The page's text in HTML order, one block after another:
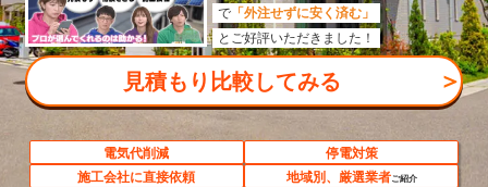
で 「外注せずに安く済む」
とご好評いただきました！
見積もり比較してみる ＞
電気代削減
停電対策
施工会社に直接依頼
地域別、厳選業者ご紹介